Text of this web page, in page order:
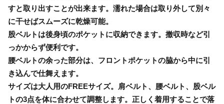
すと取り出すことが出来ます。濡れた場合は取り外して別々
に干せばスムーズに乾燥可能。
股ベルトは後身頃のポケットに収納できます。撤収時など引
っかからず便利です。
腰ベルトの余った部分は、フロントポケットの脇から中に引
き込んで仕舞えます。
サイズは大人用のFREEサイズ。肩ベルト、腰ベルト、股ベル
トの3点を体に合わせて調整します。正しく着用することで落